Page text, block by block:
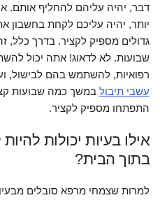
דבר, יהיה עליהם להחליף אותם.
יותר, יהיה עליכם לקחת בחשבון
שבועות. לא לדאוג! אתה יכול
רפואיות, להשתמש בהם לבישול,
עשבי תיבול במשך כמה שבועות
התפתחו מספיק לקציר.
אילו בעיות יכולות
בתוך הבית?
למרות שצמחי מרפא סובלים